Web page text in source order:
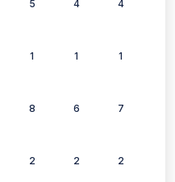
5 4 4
1 1 1
8 6 7
2 2 2